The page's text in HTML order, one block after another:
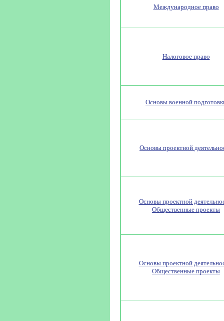
Международное право
Налоговое право
Основы военной
Основы проектной
Основы проектной
Общественные проекты
Основы проектной
Общественные проекты